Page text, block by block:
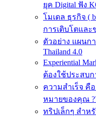
ยุค Digital ฟัง
โมเดล ธุรกิจ (
การเติบโตแล
ตัวอย่าง แผนก
Thailand 4.0
Experiential
ต้องใช้ประสบ
ความสำเร็จ คื
หมายของคุณ
ทริปเล็กๆ สำห